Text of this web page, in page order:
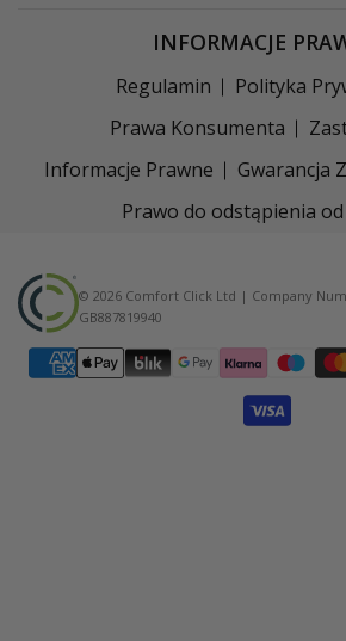
INFORMACJE
Regulamin
Polityka
Prawa Konsumenta
Informacje Prawne
Gwarancja
Prawo do odstąpienia
© 2026 Comfort Click Ltd | Company
GB887819940